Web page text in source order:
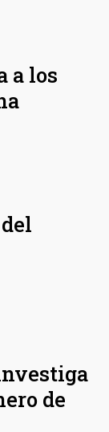
a los
de